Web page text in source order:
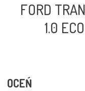
FORD
1.0
OCEŃ